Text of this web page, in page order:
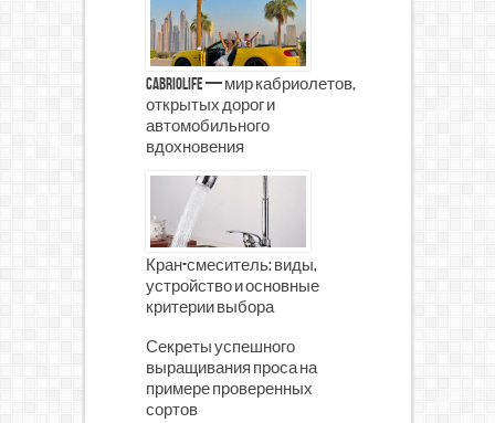
CabrioLife — мир кабриолетов,
открытых дорог и
автомобильного
вдохновения
Кран-смеситель: виды,
устройство и основные
критерии выбора
Секреты успешного
выращивания проса на
примере проверенных
сортов